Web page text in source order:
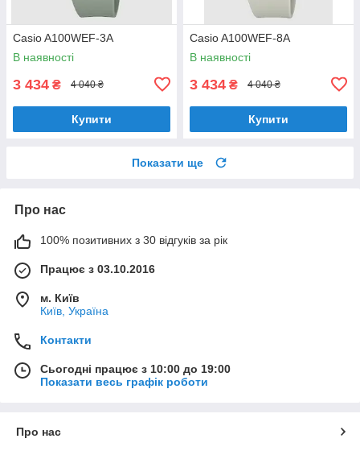
Casio A100WEF-3A
В наявності
3 434 ₴ 4 040 ₴
Купити
Casio A100WEF-8A
В наявності
3 434 ₴ 4 040 ₴
Купити
Показати ще
Про нас
100% позитивних з 30 відгуків за рік
Працює з 03.10.2016
м. Київ
Київ, Україна
Контакти
Сьогодні працює з 10:00 до 19:00
Показати весь графік роботи
Про нас